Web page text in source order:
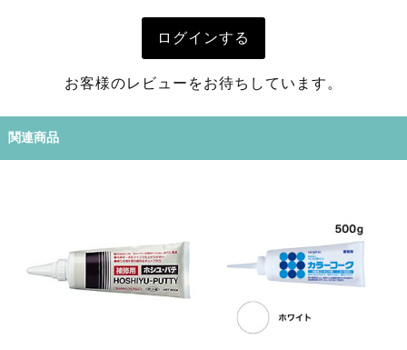
ログインする
お客様のレビューをお待ちしています。
関連商品